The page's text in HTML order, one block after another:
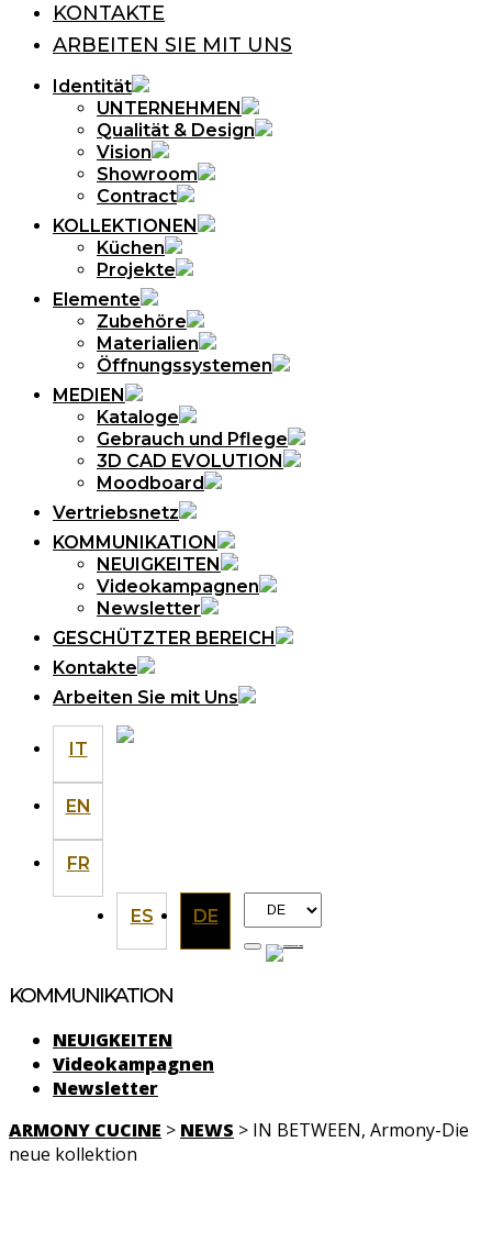
KONTAKTE
ARBEITEN SIE MIT UNS
Identität
UNTERNEHMEN
Qualität & Design
Vision
Showroom
Contract
KOLLEKTIONEN
Küchen
Projekte
Elemente
Zubehöre
Materialien
Öffnungssystemen
MEDIEN
Kataloge
Gebrauch und Pflege
3D CAD EVOLUTION
Moodboard
Vertriebsnetz
KOMMUNIKATION
NEUIGKEITEN
Videokampagnen
Newsletter
GESCHÜTZTER BEREICH
Kontakte
Arbeiten Sie mit Uns
IT
EN
FR
ES DE
Choose
a
language
KOMMUNIKATION
NEUIGKEITEN
Videokampagnen
Newsletter
ARMONY CUCINE > NEWS > IN BETWEEN, Armony-Die
neue kollektion